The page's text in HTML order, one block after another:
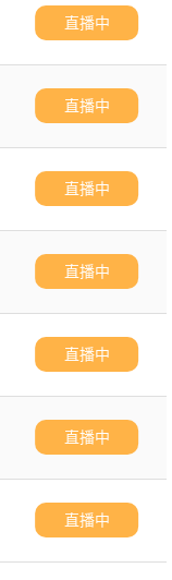
直播中
直播中
直播中
直播中
直播中
直播中
直播中